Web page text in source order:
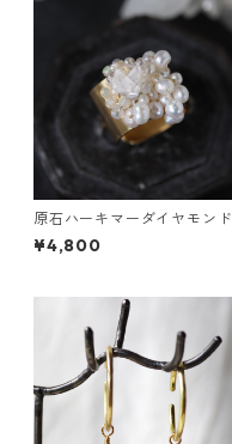
原石ハーキマーダイヤモンド
と鉱物結晶の真鍮幅広イヤー
カフ
¥4,800